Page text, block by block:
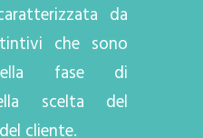
da
che sono
fase di
scelta del
cliente.